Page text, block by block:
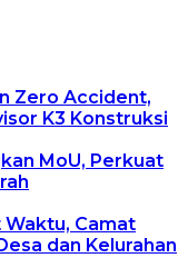
Zero Accident,
K3 Konstruksi
MoU, Perkuat
Waktu, Camat
dan Kelurahan